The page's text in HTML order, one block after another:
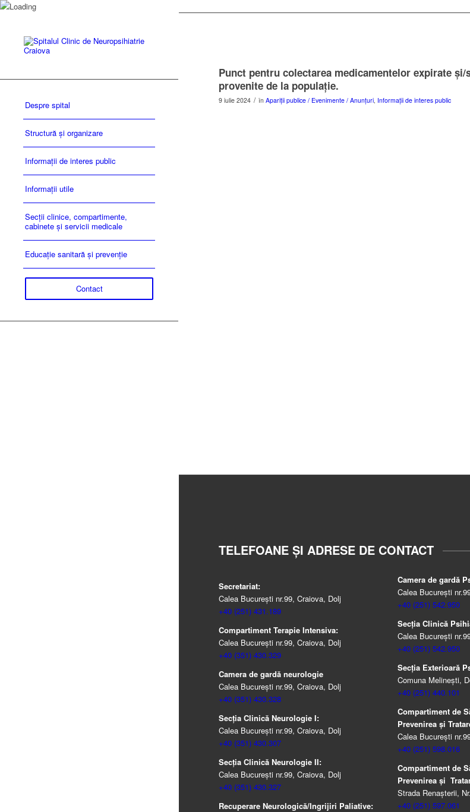
Despre spital
Structură și organizare
Informații de interes public
Informații utile
Secții clinice, compartimente,
cabinete și servicii medicale
Educație sanitară și prevenție
Contact
Punct pentru colectarea medicamentelor expirate
provenite de la populație.
9 iulie 2024 / în Apariții publice / Evenimente / Anunțuri, Informații de interes public
TELEFOANE ȘI ADRESE DE CONTACT
Secretariat:
Calea București nr.99, Craiova, Dolj
+40 (251) 431.189
Compartiment Terapie Intensiva:
Calea București nr.99, Craiova, Dolj
+40 (351) 430.329
Camera de gardă neurologie
Calea București nr.99, Craiova, Dolj
+40 (351) 430.328
Secția Clinică Neurologie I:
Calea București nr.99, Craiova, Dolj
+40 (351) 430.307
Secția Clinică Neurologie II:
Calea București nr.99, Craiova, Dolj
+40 (351) 430.327
Recuperare Neurologică/Ingrijiri Paliative:
Camera de gardă
Calea București
+40 (251) 542.950
Secția Clinică
Calea București
+40 (251) 542.950
Secția Exterioară
Comuna Melinești,
+40 (251) 440.101
Compartiment de
Prevenirea şi
Calea București
+40 (251) 598.016
Compartiment de
Prevenirea şi
Strada Renașterii,
+40 (251) 597.061